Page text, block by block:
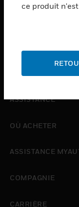
toggle view
INDUSTRIES
ASSISTANCE
OÙ ACHETER
ASSISTANCE
COMPAGNIE
CARRIÈRE
ce produit